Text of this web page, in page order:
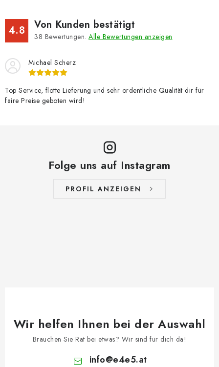
4.8 Von Kunden bestätigt
38 Bewertungen. Alle Bewertungen anzeigen
Michael Scherz
Top Service, flotte Lieferung und sehr ordentliche Qualität dir für
faire Preise geboten wird!
Folge uns auf Instagram
PROFIL ANZEIGEN
Wir helfen Ihnen bei der Auswahl
Brauchen Sie Rat bei etwas? Wir sind für dich da!
info@e4e5.at